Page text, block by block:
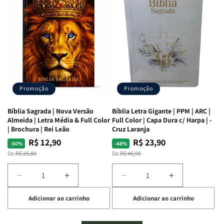
Mulheres
da
Bíblia
Isabelle
S.
Alves
Mulheres
da
Bíblia
|
Isabelle
S.
Alves
Livro
por
Livro
um
panorama
completo
dos
66
da
Bíblia
Equipe
teológica
Penkal
Livro
-
um
panorama
completo
dos
da
Bíblia
Penkal
Promoção
Bíblia Sagrada | Nova Versão
Almeida | Letra Média & Full Color
| Brochura | Rei Leão
-50%
Preço
normal
De:R$ 25,80
Preço
promocional
R$ 12,90
Diminuir
a
quantidade
de
Aumentar
a
quantidade
de
Bíblia
Adicionar ao carrinho
Promoção
Bíblia Letra Gigante | PPM | ARC |
Full Color | Capa Dura c/ Harpa | -
Cruz Laranja
-48%
Preço
normal
De:R$ 45,90
Preço
promocional
R$ 23,90
Diminuir
a
quantidade
de
Bíblia
Aumentar
a
quantidade
de
Adicionar ao carrinho